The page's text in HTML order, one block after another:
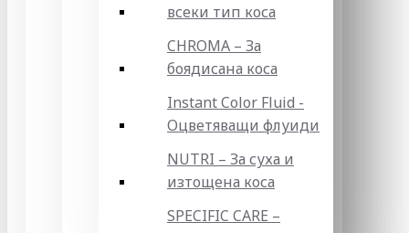
всеки тип коса
CHROMA – За
боядисана коса
Instant Color Fluid -
Оцветяващи флуиди
NUTRI – За суха и
изтощена коса
SPECIFIC CARE –